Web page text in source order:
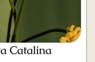
Catalina